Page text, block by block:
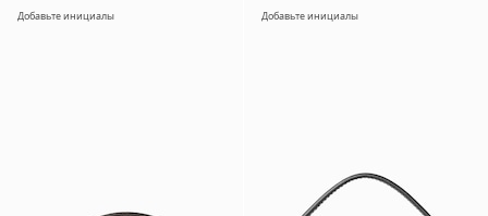
Добавьте инициалы Добавьте инициалы